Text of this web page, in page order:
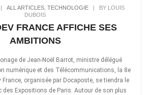
ALL ARTICLES, TECHNOLOGIE|
BY LOUIS
DUBOIS
FRANCE AFFICHE SES
AMBITIONS
de Jean-Noël Barrot, ministre délégué
numérique et des Télécommunications, la 8e
organisée par Docaposte, se tiendra le
des Expositions de Paris. Autour de son plus